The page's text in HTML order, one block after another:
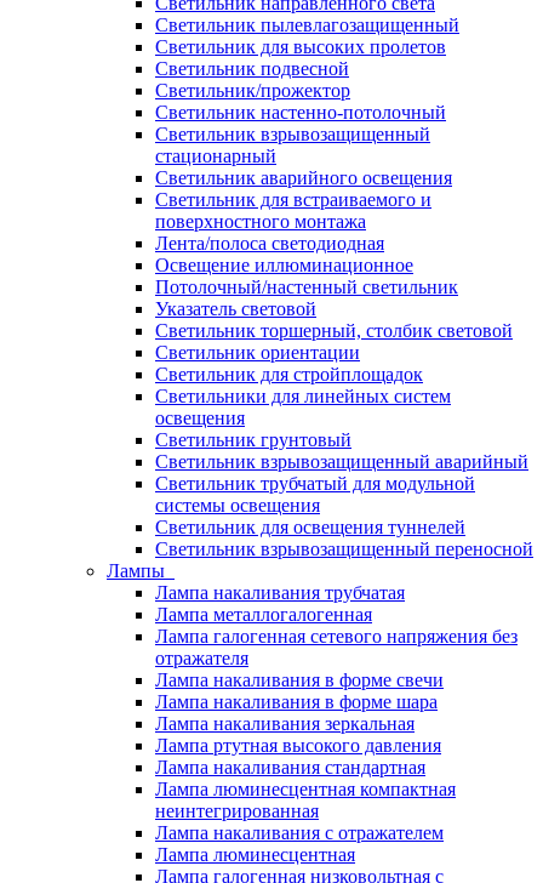
Светильник пылевлагозащищенный
Светильник для высоких пролетов
Светильник подвесной
Светильник/прожектор
Светильник настенно-потолочный
Светильник взрывозащищенный
стационарный
Светильник аварийного освещения
Светильник для встраиваемого и
поверхностного монтажа
Лента/полоса светодиодная
Освещение иллюминационное
Потолочный/настенный светильник
Указатель световой
Светильник торшерный, столбик световой
Светильник ориентации
Светильник для стройплощадок
Светильники для линейных систем
освещения
Светильник грунтовый
Светильник взрывозащищенный аварийный
Светильник трубчатый для модульной
системы освещения
Светильник для освещения туннелей
Светильник взрывозащищенный переносной
Лампы
Лампа накаливания трубчатая
Лампа металлогалогенная
Лампа галогенная сетевого напряжения без
отражателя
Лампа накаливания в форме свечи
Лампа накаливания в форме шара
Лампа накаливания зеркальная
Лампа ртутная высокого давления
Лампа накаливания стандартная
Лампа люминесцентная компактная
неинтегрированная
Лампа накаливания с отражателем
Лампа люминесцентная
Лампа галогенная низковольтная с